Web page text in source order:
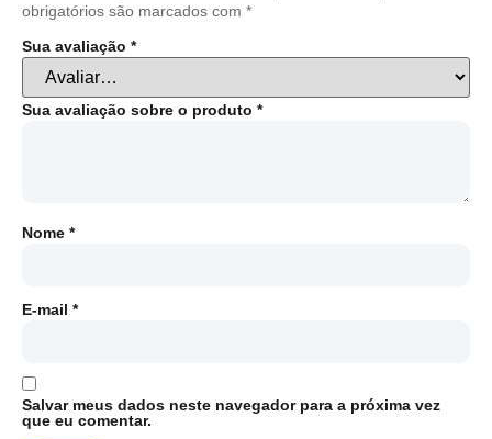
obrigatórios são marcados com *
Sua avaliação *
Sua avaliação sobre o produto *
Nome *
E-mail *
Salvar meus dados neste navegador para a próxima vez
que eu comentar.